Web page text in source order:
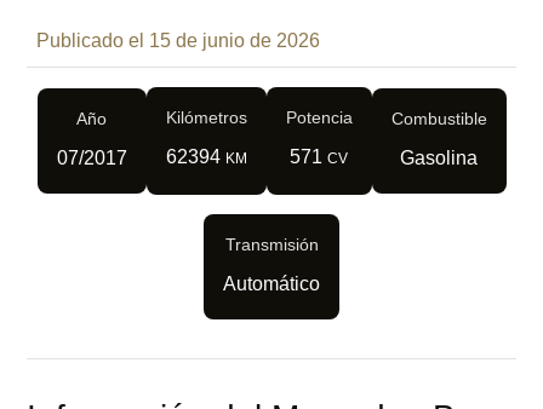
Publicado el 15 de junio de 2026
Año
07/2017
Kilómetros
62394 KM
Potencia
571 CV
Combustible
Gasolina
Transmisión
Automático